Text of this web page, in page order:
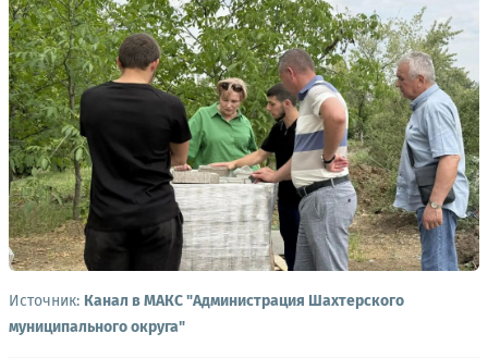
Источник: Канал в МАКС "Администрация Шахтерского
муниципального округа"